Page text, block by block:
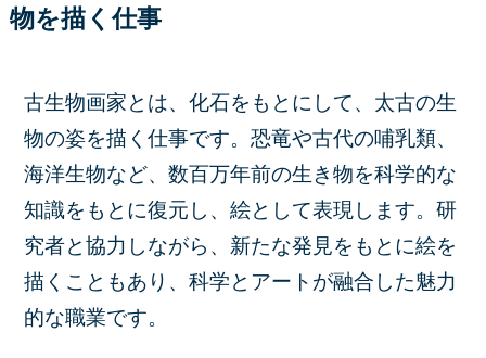
物を描く仕事
古生物画家とは、化石をもとにして、太古の生
物の姿を描く仕事です。恐竜や古代の哺乳類、
海洋生物など、数百万年前の生き物を科学的な
知識をもとに復元し、絵として表現します。研
究者と協力しながら、新たな発見をもとに絵を
描くこともあり、科学とアートが融合した魅力
的な職業です。